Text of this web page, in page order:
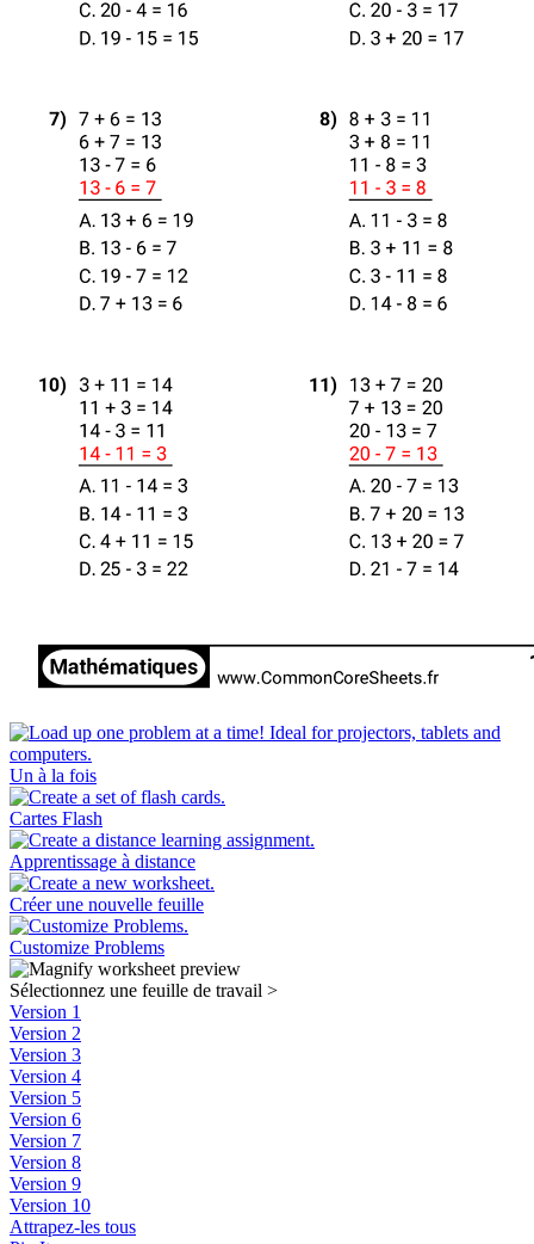
Un à la fois
Cartes Flash
Apprentissage à distance
Créer une nouvelle feuille
Customize Problems
Sélectionnez une feuille de travail >
Version 1
Version 2
Version 3
Version 4
Version 5
Version 6
Version 7
Version 8
Version 9
Version 10
Attrapez-les tous